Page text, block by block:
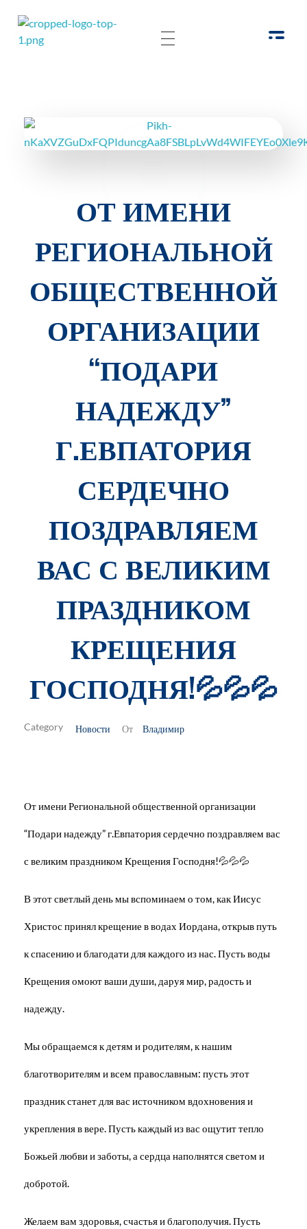
ОТ ИМЕНИ
РЕГИОНАЛЬНОЙ
ОБЩЕСТВЕННОЙ
ОРГАНИЗАЦИИ
“ПОДАРИ
НАДЕЖДУ”
Г.ЕВПАТОРИЯ
СЕРДЕЧНО
ПОЗДРАВЛЯЕМ
ВАС С ВЕЛИКИМ
ПРАЗДНИКОМ
КРЕЩЕНИЯ
ГОСПОДНЯ!💦💦💦
От Владимир
Новости
От имени Региональной общественной организации
“Подари надежду” г.Евпатория сердечно поздравляем вас
с великим праздником Крещения Господня!💦💦💦
В этот светлый день мы вспоминаем о том, как Иисус
Христос принял крещение в водах Иордана, открыв путь
к спасению и благодати для каждого из нас. Пусть воды
Крещения омоют ваши души, даруя мир, радость и
надежду.
Мы обращаемся к детям и родителям, к нашим
благотворителям и всем православным: пусть этот
праздник станет для вас источником вдохновения и
укрепления в вере. Пусть каждый из вас ощутит тепло
Божьей любви и заботы, а сердца наполнятся светом и
добротой.
Желаем вам здоровья, счастья и благополучия. Пусть